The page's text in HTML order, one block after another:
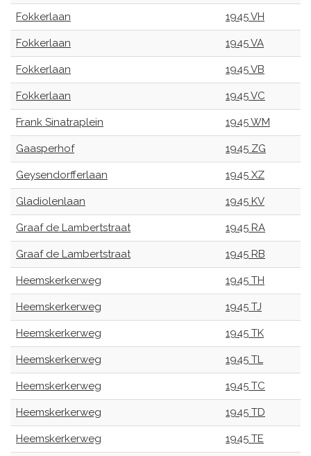
Fokkerlaan 1945 VH
Fokkerlaan 1945 VA
Fokkerlaan 1945 VB
Fokkerlaan 1945 VC
Frank Sinatraplein 1945 WM
Gaasperhof 1945 ZG
Geysendorfferlaan 1945 XZ
Gladiolenlaan 1945 KV
Graaf de Lambertstraat 1945 RA
Graaf de Lambertstraat 1945 RB
Heemskerkerweg 1945 TH
Heemskerkerweg 1945 TJ
Heemskerkerweg 1945 TK
Heemskerkerweg 1945 TL
Heemskerkerweg 1945 TC
Heemskerkerweg 1945 TD
Heemskerkerweg 1945 TE